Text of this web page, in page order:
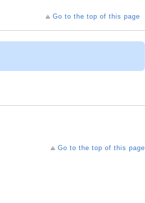
Go to the top of this page
Go to the top of this page